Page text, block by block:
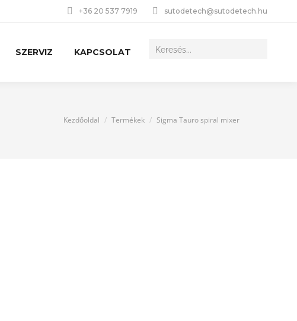
+36 20 537 7919 sutodetech@sutodetech.hu
SZERVIZ KAPCSOLAT
You are here:
Kezdőoldal Termékek Sigma Tauro spiral mixer